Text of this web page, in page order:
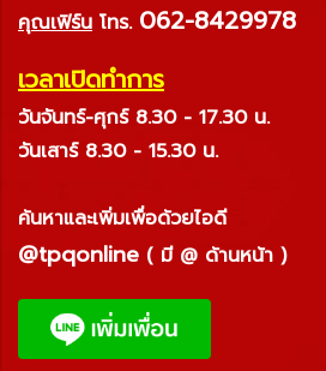
คุณเฟิร์น โทร. 062-8429978
เวลาเปิดทำการ
วันจันทร์-ศุกร์ 8.30 - 17.30 น.
วันเสาร์ 8.30 - 15.30 น.
ค้นหาและเพิ่มเพื่อด้วยไอดี
@tpqonline ( มี @ ด้านหน้า )